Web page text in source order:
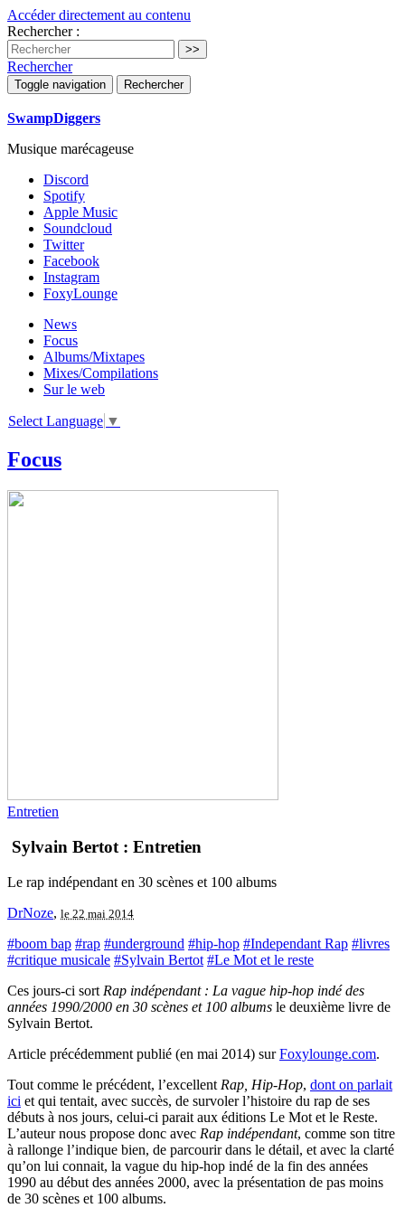
Accéder directement au contenu
Rechercher :
Rechercher
Toggle navigation Rechercher
SwampDiggers
Musique marécageuse
Discord
Spotify
Apple Music
Soundcloud
Twitter
Facebook
Instagram
FoxyLounge
News
Focus
Albums/Mixtapes
Mixes/Compilations
Sur le web
Select Language ▼
Focus
Entretien
Sylvain Bertot : Entretien
Le rap indépendant en 30 scènes et 100 albums
DrNoze, le 22 mai 2014
#boom bap #rap #underground #hip-hop #Independant Rap #livres
#critique musicale #Sylvain Bertot #Le Mot et le reste
Ces jours-ci sort Rap indépendant : La vague hip-hop indé des
années 1990/2000 en 30 scènes et 100 albums le deuxième livre de
Sylvain Bertot.
Article précédemment publié (en mai 2014) surFoxylounge.com.
Tout comme le précédent, l’excellent Rap, Hip-Hop, dont on parlait
ici et qui tentait, avec succès, de survoler l’histoire du rap de ses
débuts à nos jours, celui-ci parait aux éditions Le Mot et le Reste.
L’auteur nous propose donc avec Rap indépendant, comme son titre
à rallonge l’indique bien, de parcourir dans le détail, et avec la clarté
qu’on lui connait, la vague du hip-hop indé de la fin des années
1990 au début des années 2000, avec la présentation de pas moins
de 30 scènes et 100 albums.